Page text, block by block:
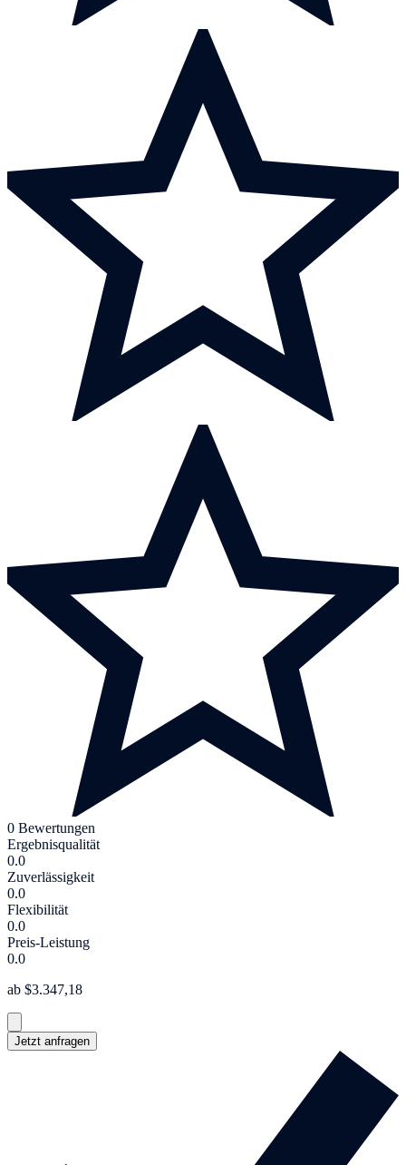
0 Bewertungen
Ergebnisqualität
0.0
Zuverlässigkeit
0.0
Flexibilität
0.0
Preis-Leistung
0.0
ab $3.347,18
Jetzt anfragen